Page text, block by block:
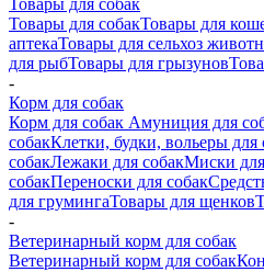
Товары для собак
Товары для собакТовары для
аптекаТовары для сельхоз
для рыбТовары для грызунов
-
Корм для собак
Корм для собак Амуниция для
собакКлетки, будки, вольеры для
собакЛежаки для собакМиски
собакПереноски для собак
для грумингаТовары для щенков
-
Ветеринарный корм для собак
Ветеринарный корм для собак